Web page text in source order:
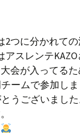
つに分かれての
スレンテKAZO
会が入ってるた
ームで参加しま
うございまし